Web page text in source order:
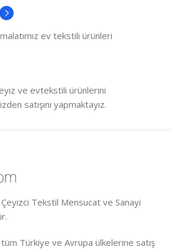
ev tekstili ürünleri
ve evtekstili ürünlerini
satışını yapmaktayız.
Çeyizci Tekstil Mensucat ve Sanayi
Türkiye ve Avrupa ülkelerine satış